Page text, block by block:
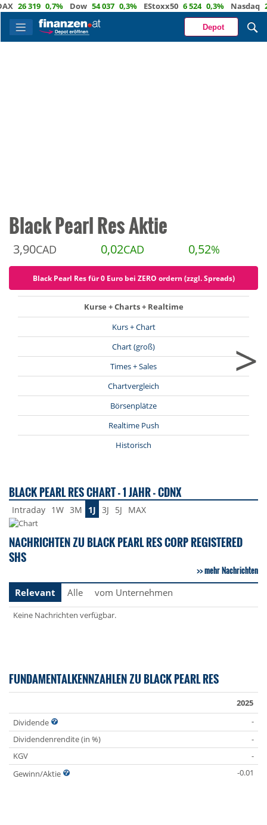
26 319 0,7% Dow 54 037 0,3% EStoxx50 6 524 0,3% Nasdaq 29
Depot
Black Pearl Res Aktie
3,90CAD 0,02CAD 0,52%
Black Pearl Res für 0 Euro bei ZERO ordern (zzgl. Spreads)
Kurse + Charts + Realtime
Kurs + Chart
Chart (groß)
Times + Sales
Chartvergleich
Börsenplätze
Realtime Push
Historisch
>
BLACK PEARL RES CHART - 1 JAHR - CDNX
Intraday 1W 3M 1J 3J 5J MAX
NACHRICHTEN ZU BLACK PEARL RES CORP REGISTERED
SHS
mehr Nachrichten
Relevant
Alle vom Unternehmen
Keine Nachrichten verfügbar.
FUNDAMENTALKENNZAHLEN ZU BLACK PEARL RES
2025
Dividende
-
Dividendenrendite (in %)
-
KGV
-
Gewinn/Aktie
-0.01